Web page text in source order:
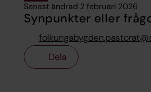
Senast ändrad 2 februari 2026
Synpunkter eller
Dela